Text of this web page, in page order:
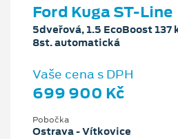
Ford Kuga ST-Line
5dveřová, 1.5 EcoBoost 137
8st. automatická
Vaše cena s DPH
699 900 Kč
Pobočka
Ostrava - Vítkovice